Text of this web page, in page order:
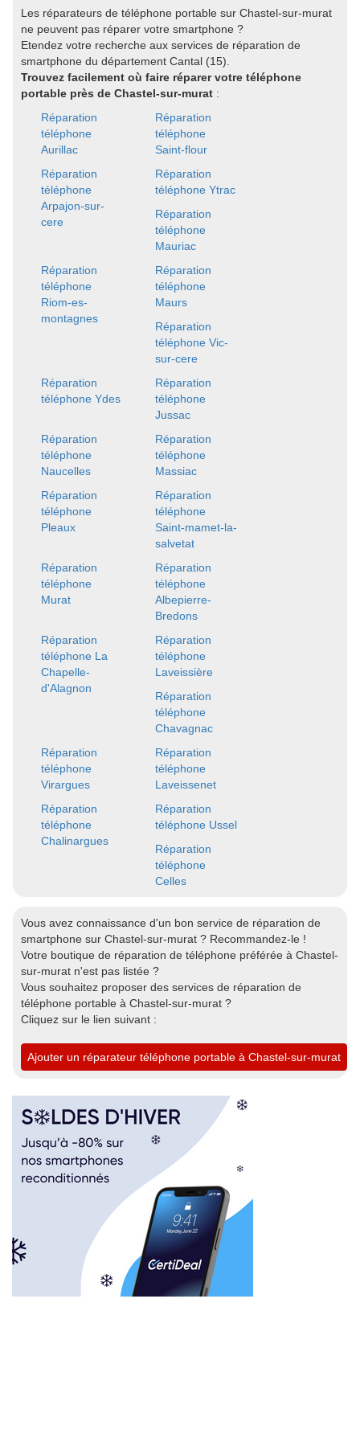
Les réparateurs de téléphone portable sur Chastel-sur-murat
ne peuvent pas réparer votre smartphone ?
Etendez votre recherche aux services de réparation de
smartphone du département Cantal (15).
Trouvez facilement où faire réparer votre téléphone
portable près de Chastel-sur-murat :
Réparation
téléphone
Aurillac
Réparation
téléphone
Saint-flour
Réparation
téléphone
Arpajon-sur-
cere
Réparation
téléphone Ytrac
Réparation
téléphone
Mauriac
Réparation
téléphone
Riom-es-
montagnes
Réparation
téléphone
Maurs
Réparation
téléphone Vic-
sur-cere
Réparation
téléphone Ydes
Réparation
téléphone
Jussac
Réparation
téléphone
Naucelles
Réparation
téléphone
Massiac
Réparation
téléphone
Pleaux
Réparation
téléphone
Saint-mamet-la-
salvetat
Réparation
téléphone
Murat
Réparation
téléphone
Albepierre-
Bredons
Réparation
téléphone La
Chapelle-
d'Alagnon
Réparation
téléphone
Laveissière
Réparation
téléphone
Chavagnac
Réparation
téléphone
Virargues
Réparation
téléphone
Laveissenet
Réparation
téléphone
Chalinargues
Réparation
téléphone Ussel
Réparation
téléphone
Celles
Vous avez connaissance d'un bon service de réparation de
smartphone sur Chastel-sur-murat ? Recommandez-le !
Votre boutique de réparation de téléphone préférée à Chastel-
sur-murat n'est pas listée ?
Vous souhaitez proposer des services de réparation de
téléphone portable à Chastel-sur-murat ?
Cliquez sur le lien suivant :
Ajouter un réparateur téléphone portable à Chastel-sur-murat